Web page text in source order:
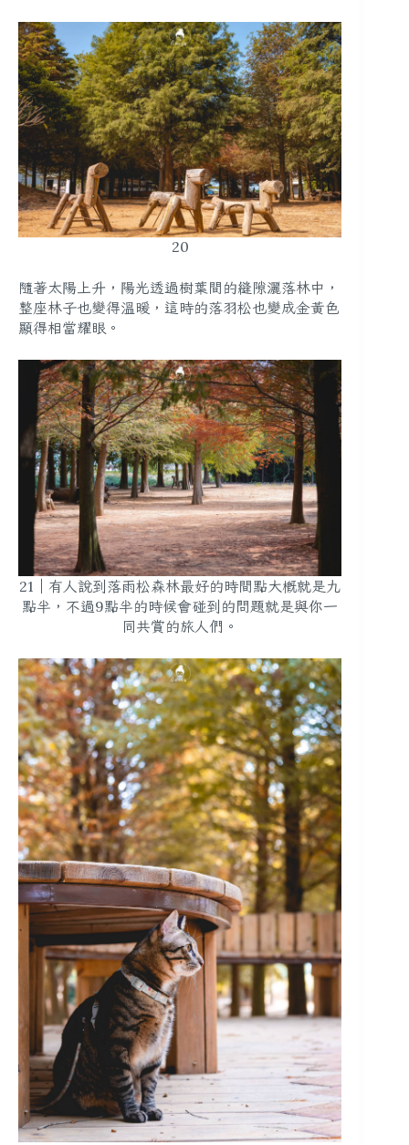
20
隨著太陽上升，陽光透過樹葉間的縫隙灑落林中，
整座林子也變得溫暖，這時的落羽松也變成金黃色
顯得相當耀眼。
21｜有人說到落雨松森林最好的時間點大概就是九
點半 ，不過9點半的時候會碰到的問題就是與你一
同共賞的旅人們。